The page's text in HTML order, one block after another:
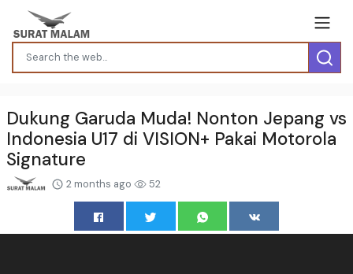
Dukung Garuda Muda! Nonton Jepang vs
Indonesia U17 di VISION+ Pakai Motorola
Signature
2 months ago 52